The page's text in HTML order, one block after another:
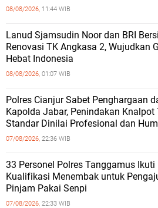
08/08/2026, 11:44 WIB
Lanud Sjamsudin Noor dan BRI
Renovasi TK Angkasa 2, Wujudkan
Hebat Indonesia
08/08/2026, 01:07 WIB
Polres Cianjur Sabet Penghargaan
Kapolda Jabar, Penindakan Knalpot
Standar Dinilai Profesional dan
07/08/2026, 22:36 WIB
33 Personel Polres Tanggamus Ikuti
Kualifikasi Menembak untuk
Pinjam Pakai Senpi
07/08/2026, 22:33 WIB